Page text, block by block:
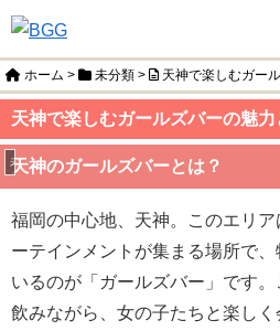
ホーム > 未分類 > 天神で楽しむガー
天神で楽しむガールズバーの魅
未分類
天神のガールズバーとは？
福岡の中心地、天神。このエリ
ーテインメントが集まる場所で
いるのが「ガールズバー」です
飲みながら、女の子たちと楽し